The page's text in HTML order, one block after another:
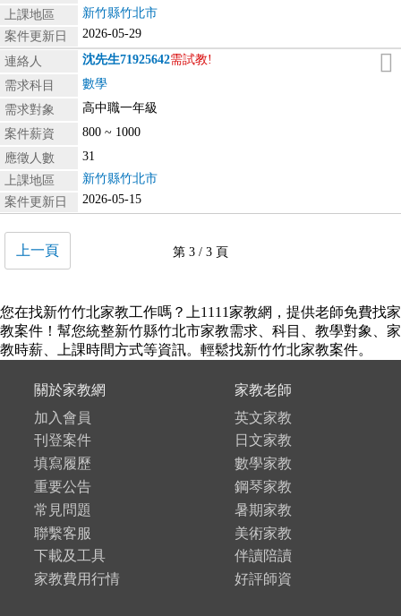
上課地區
新竹縣竹北市
案件更新日
2026-05-29
連絡人 沈先生71925642需試教!
需求科目
數學
需求對象
高中職一年級
案件薪資
800 ~ 1000
應徵人數
31
上課地區
新竹縣竹北市
案件更新日
2026-05-15
上一頁 第 3 / 3 頁
您在找新竹竹北家教工作嗎？上1111家教網，提供老師免費找家
教案件！幫您統整新竹縣竹北市家教需求、科目、教學對象、家
教時薪、上課時間方式等資訊。輕鬆找新竹竹北家教案件。
關於家教網
加入會員
刊登案件
填寫履歷
重要公告
常見問題
聯繫客服
下載及工具
家教費用行情
家教老師
英文家教
日文家教
數學家教
鋼琴家教
暑期家教
美術家教
伴讀陪讀
好評師資